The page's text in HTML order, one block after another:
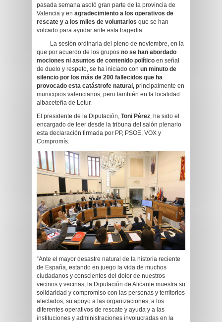
pasada semana asoló gran parte de la provincia de
Valencia y en agradecimiento a los operativos de
rescate y a los miles de voluntarios que se han
volcado para ayudar ante esta tragedia.
La sesión ordinaria del pleno de noviembre, en la
que por acuerdo de los grupos no se han abordado
mociones ni asuntos de contenido político en señal
de duelo y respeto, se ha iniciado con un minuto de
silencio por los más de 200 fallecidos que ha
provocado esta catástrofe natural, principalmente en
municipios valencianos, pero también en la localidad
albaceteña de Letur.
El presidente de la Diputación, Toni Pérez, ha sido el
encargado de leer desde la tribuna del salón plenario
esta declaración firmada por PP, PSOE, VOX y
Compromís.
“Ante el mayor desastre natural de la historia reciente
de España, estando en juego la vida de muchos
ciudadanos y conscientes del dolor de nuestros
vecinos y vecinas, la Diputación de Alicante muestra su
solidaridad y compromiso con las personas y territorios
afectados, su apoyo a las organizaciones, a los
diferentes operativos de rescate y ayuda y a las
instituciones y administraciones involucradas en la